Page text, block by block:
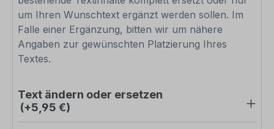
um Ihren Wunschtext ergänzt werden sollen. Im
Falle einer Ergänzung, bitten wir um nähere
Angaben zur gewünschten Platzierung Ihres
Textes.
Text ändern oder ersetzen
(+5,95 €)